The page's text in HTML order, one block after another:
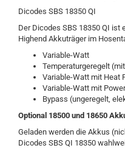
Dicodes SBS 18350 QI
Der Dicodes SBS 18350 QI ist
Highend Akkuträger im
Variable-Watt
Temperaturgeregelt
Variable-Watt mit Heat
Variable-Watt mit
Bypass (ungeregelt,
Optional 18500 und 18650
Geladen werden die Akkus
Dicodes SBS QI 18350